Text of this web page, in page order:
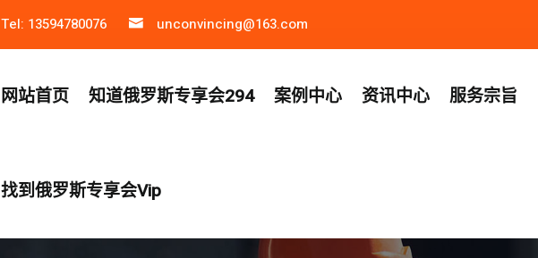
Tel: 13594780076 unconvincing@163.com
网站首页 知道俄罗斯专享会294 案例中心 资讯中心 服务宗旨
找到俄罗斯专享会vip